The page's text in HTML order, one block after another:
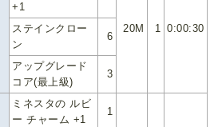
+1
20M 1 0:00:30
ステインクロー
ン
6
アップグレード
コア(最上級)
3
ミネスタの ルビ
ー チャーム +1
1